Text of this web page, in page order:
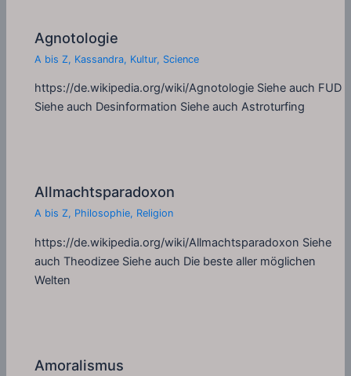
Agnotologie
A bis Z, Kassandra, Kultur, Science
https://de.wikipedia.org/wiki/Agnotologie Siehe auch FUD
Siehe auch Desinformation Siehe auch Astroturfing
Allmachtsparadoxon
A bis Z, Philosophie, Religion
https://de.wikipedia.org/wiki/Allmachtsparadoxon Siehe
auch Theodizee Siehe auch Die beste aller möglichen
Welten
Amoralismus